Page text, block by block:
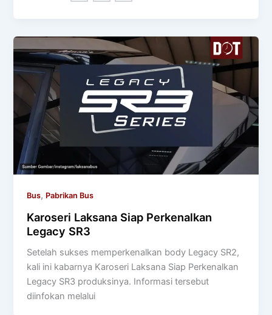
Bus, Pabrikan Bus
Karoseri Laksana Siap Perkenalkan
Legacy SR3
Setelah sukses memperkenalkan body Legacy SR2,
kali ini kabarnya Karoseri Laksana Siap Perkenalkan
Legacy SR3 produksinya. Informasi tersebut
diinfokan melalui